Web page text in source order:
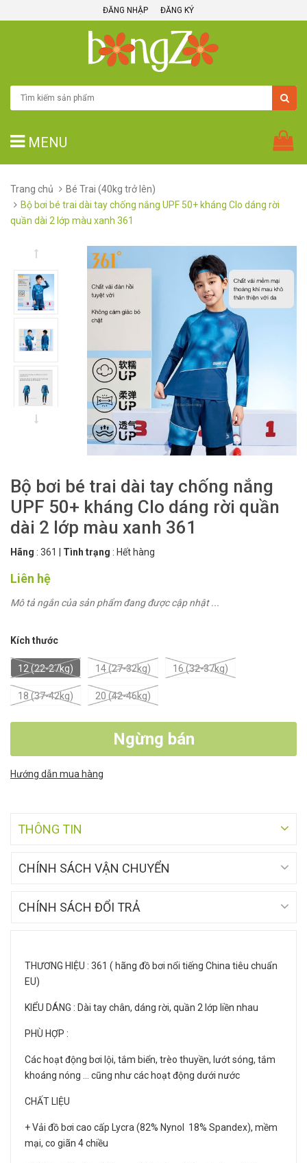
ĐĂNG NHẬP ĐĂNG KÝ
MENU
Trang chủ
Bé Trai (40kg trở lên)
Bộ bơi bé trai dài tay chống nắng UPF 50+ kháng Clo dáng rời
quần dài 2 lớp màu xanh 361
Bộ bơi bé trai dài tay chống nắng
UPF 50+ kháng Clo dáng rời quần
dài 2 lớp màu xanh 361
Hãng : 361 Tình trạng : Hết hàng
Liên hệ
Mô tả ngắn của sản phẩm đang được cập nhật ...
Kích thước
12 (22-27kg) 14 (27-32kg) 16 (32-37kg)
18 (37-42kg) 20 (42-46kg)
Ngừng bán
Hướng dẫn mua hàng
THÔNG TIN
CHÍNH SÁCH VẬN CHUYỂN
CHÍNH SÁCH ĐỔI TRẢ
THƯƠNG HIỆU : 361 ( hãng đồ bơi nổi tiếng China tiêu chuẩn
EU)
KIỂU DÁNG : Dài tay chân, dáng rời, quần 2 lớp liền nhau
PHÙ HỢP :
Các hoạt động bơi lội, tắm biển, trèo thuyền, lướt sóng, tắm
khoáng nóng … cũng như các hoạt động dưới nước
CHẤT LIỆU
+ Vải đồ bơi cao cấp Lycra (82% Nynol 18% Spandex), mềm
mại, co giãn 4 chiều